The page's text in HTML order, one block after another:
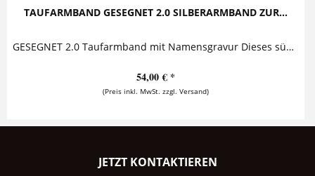
TAUFARMBAND GESEGNET 2.0 SILBERARMBAND ZUR...
GESEGNET 2.0 Taufarmband mit Namensgravur Dieses süße Taufarmband mit Gravur aus 925 Sterling Silber besteht aus zwei Silberanhängern, die an einem...
54,00 € *
(Preis inkl. MwSt. zzgl. Versand)
JETZT KONTAKTIEREN